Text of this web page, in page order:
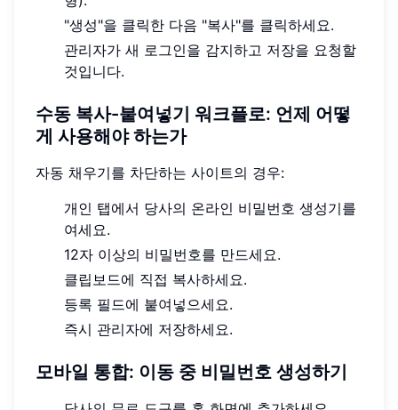
"생성"을 클릭한 다음 "복사"를 클릭하세요.
관리자가 새 로그인을 감지하고 저장을 요청할
것입니다.
수동 복사-붙여넣기 워크플로: 언제 어떻
게 사용해야 하는가
자동 채우기를 차단하는 사이트의 경우:
개인 탭에서 당사의 온라인 비밀번호 생성기를
여세요.
12자 이상의 비밀번호를 만드세요.
클립보드에 직접 복사하세요.
등록 필드에 붙여넣으세요.
즉시 관리자에 저장하세요.
모바일 통합: 이동 중 비밀번호 생성하기